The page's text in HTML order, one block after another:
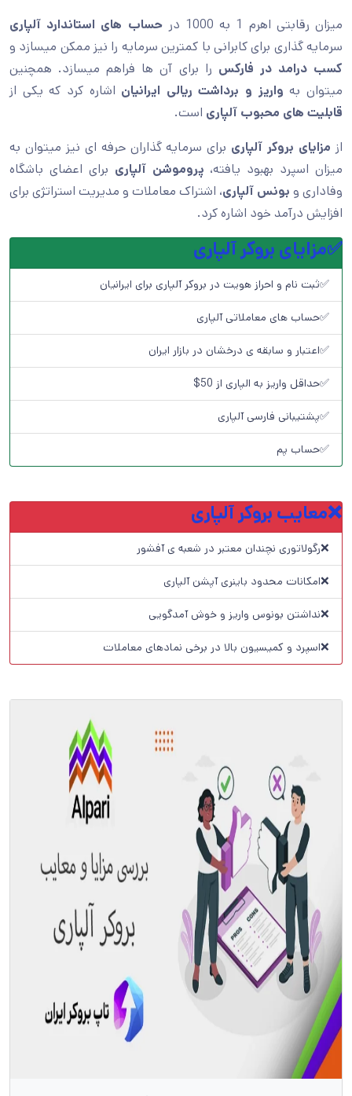
میزان رقابتی اهرم 1 به 1000 در
حساب های استاندارد آلپاری
سرمایه گذاری برای کابرانی با کمترین سرمایه را نیز ممکن میسازد و
کسب درامد در فارکس را برای آن ها فراهم میسازد. همچنین
میتوان به واریز و برداشت ریالی ایرانیان اشاره کرد که یکی از
قابلیت های محبوب آلپاری است.
از مزایای بروکر آلپاری برای سرمایه گذاران حرفه ای نیز میتوان به
میزان اسپرد بهبود یافته، پروموشن آلپاری برای اعضای باشگاه
وفاداری و بونس آلپاری، اشتراک معاملات و مدیریت استراتژی برای
افزایش درآمد خود اشاره کرد.
✅مزایای بروکر آلپاری
✅ثبت نام و احراز هویت در بروکر آلپاری برای ایرانیان
✅حساب های معاملاتی آلپاری
✅اعتبار و سابقه ی درخشان در بازار ایران
✅حداقل واریز به الپاری از 50$
✅پشتیبانی فارسی آلپاری
✅حساب پم
❌معایب بروکر آلپاری
❌رگولاتوری نچندان معتبر در شعبه ی آفشور
❌امکانات محدود باینری آپشن آلپاری
❌نداشتن بونوس واریز و خوش آمدگویی
❌اسپرد و کمیسیون بالا در برخی نمادهای معاملات